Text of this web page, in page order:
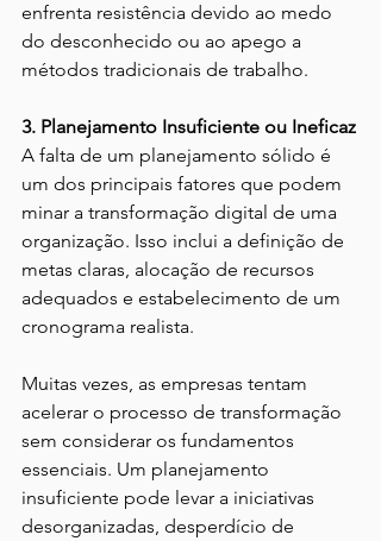
enfrenta resistência devido ao medo
do desconhecido ou ao apego a
métodos tradicionais de trabalho.
3. Planejamento Insuficiente ou Ineficaz
A falta de um planejamento sólido é
um dos principais fatores que podem
minar a transformação digital de uma
organização. Isso inclui a definição de
metas claras, alocação de recursos
adequados e estabelecimento de um
cronograma realista.
Muitas vezes, as empresas tentam
acelerar o processo de transformação
sem considerar os fundamentos
essenciais. Um planejamento
insuficiente pode levar a iniciativas
desorganizadas, desperdício de